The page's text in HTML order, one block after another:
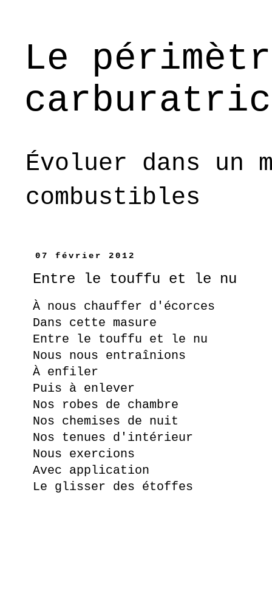
Le
Évoluer dans un
combustibles
07 février 2012
Entre le touffu et le nu
À nous chauffer d'écorces
Dans cette masure
Entre le touffu et le nu
Nous nous entraînions
À enfiler
Puis à enlever
Nos robes de chambre
Nos chemises de nuit
Nos tenues d'intérieur
Nous exercions
Avec application
Le glisser des étoffes